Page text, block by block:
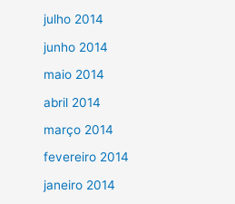
julho 2014
junho 2014
maio 2014
abril 2014
março 2014
fevereiro 2014
janeiro 2014